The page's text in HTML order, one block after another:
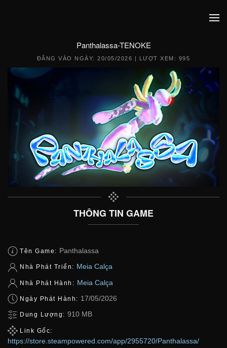
Panthalassa-TENOKE
ĐĂNG VÀO NGÀY:20/05/2026 | LƯỢT XEM: 995
THÔNG TIN GAME
Tên Game: Panthalassa
Nhà Phát Triển: Meia Calça
Nhà Phát Hành: Meia Calça
Ngày Phát Hành: 17/05/2026
Dung Lượng: 910 MB
Link Gốc:
https://store.steampowered.com/app/2955720/Panthalassa/